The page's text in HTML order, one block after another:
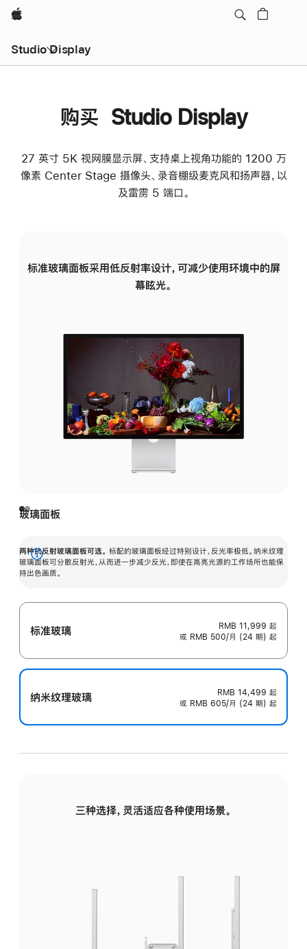
Apple
Studio Display
购买 Studio Display
27 英寸 5K 视网膜显示屏、支持桌上视角功能的 1200 万
像素 Center Stage 摄像头、录音棚级麦克风和扬声器，以
及雷雳 5 端口。
标准玻璃面板采用低反射率设计，可减少使用环境中的屏
幕眩光。
玻璃面板
两种抗反射玻璃面板可选。 标配的玻璃面板经过特别设计，反光率极低。纳米纹理
玻璃面板可分散反射光，从而进一步减少反光，即使在高亮光源的工作场所也能保
持出色画质。
展
开
标准玻璃 RMB 11,999 起
或 RMB 500/月 (24 期) 起
纳米纹理玻璃 RMB 14,499 起
或 RMB 605/月 (24 期) 起
三种选择，灵活适应各种使用场景。